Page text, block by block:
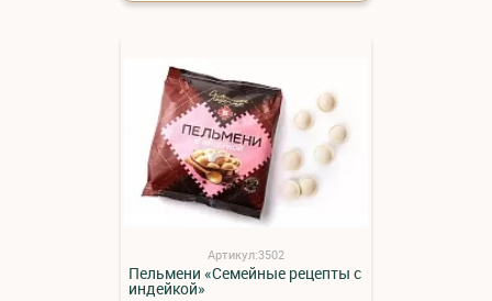
Артикул:3502
Пельмени «Семейные рецепты с
индейкой»